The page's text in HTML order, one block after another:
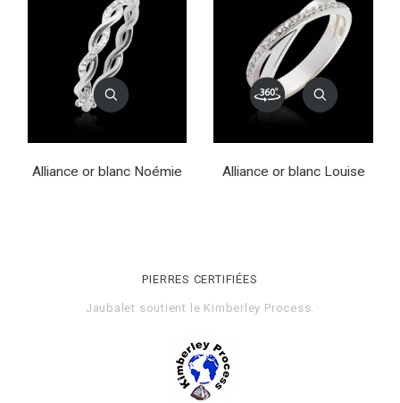
Alliance or blanc Noémie Alliance or blanc Louise
PIERRES CERTIFIÉES
Jaubalet soutient le Kimberley Process.